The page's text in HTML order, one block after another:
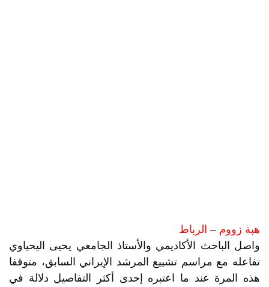
هبة زووم – الرباط
واصل الباحث الأكاديمي والأستاذ الجامعي يحيى اليحياوي
تفاعله مع مراسم تشييع المرشد الإيراني السابق، متوقفا
هذه المرة عند ما اعتبره إحدى أكثر التفاصيل دلالة في